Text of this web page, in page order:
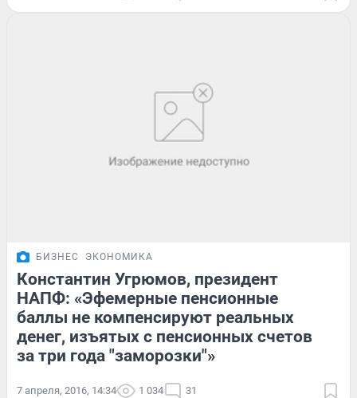
БИЗНЕС ЭКОНОМИКА
Константин Угрюмов, президент
НАПФ: «Эфемерные пенсионные
баллы не компенсируют реальных
денег, изъятых с пенсионных счетов
за три года "заморозки"»
7 апреля, 2016, 14:34 1 034 31